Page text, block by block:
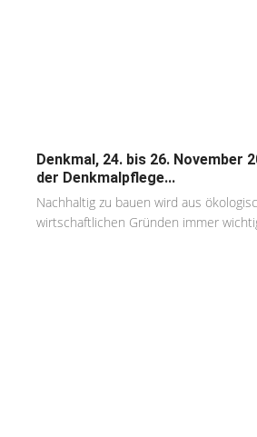
Denkmal, 24. bis 26. November
der Denkmalpflege...
Nachhaltig zu bauen wird aus
wirtschaftlichen Gründen immer